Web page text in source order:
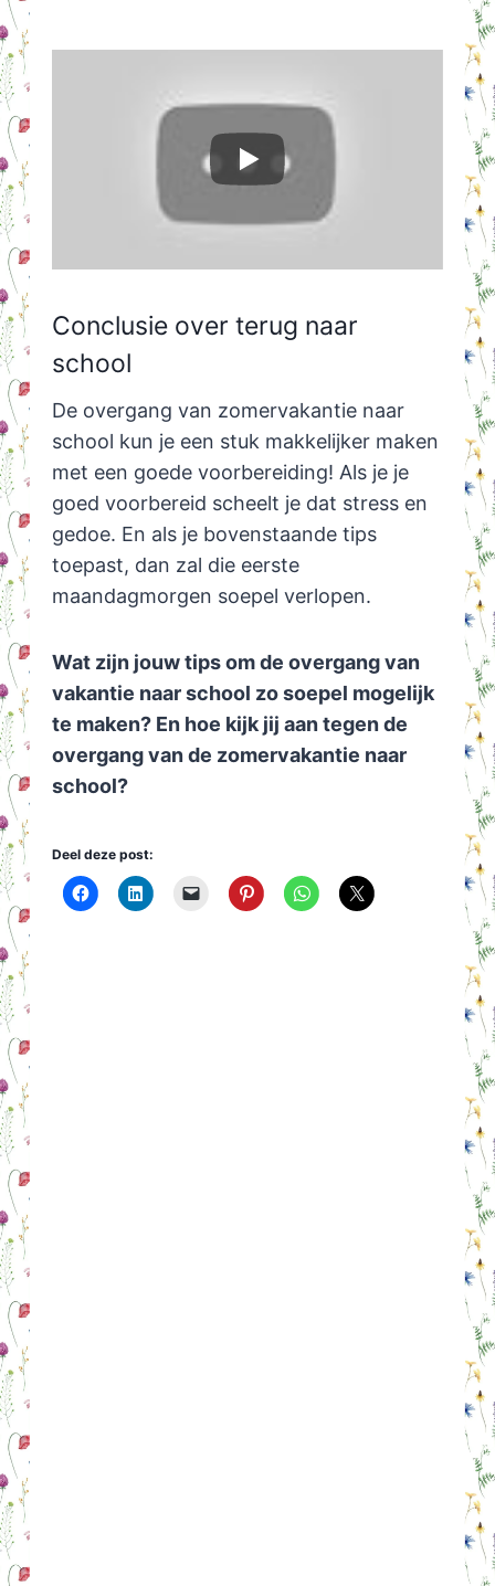
Conclusie over terug naar
school
De overgang van zomervakantie naar
school kun je een stuk makkelijker maken
met een goede voorbereiding! Als je je
goed voorbereid scheelt je dat stress en
gedoe. En als je bovenstaande tips
toepast, dan zal die eerste
maandagmorgen soepel verlopen.
Wat zijn jouw tips om de overgang van
vakantie naar school zo soepel mogelijk
te maken? En hoe kijk jij aan tegen de
overgang van de zomervakantie naar
school?
Deel deze post: